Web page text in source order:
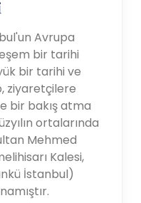
Avrupa
bir tarihi
bir tarihi ve
ziyaretçilere
bir bakış atma
ortalarında
Mehmed
Kalesi,
İstanbul)